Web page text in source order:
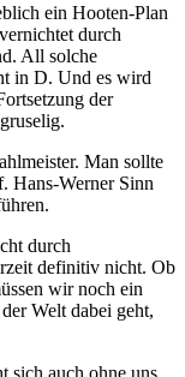
ein Hooten-Plan
durch
All solche
in D. Und es wird
der
Man sollte
Hans-Werner Sinn
durch
definitiv nicht. Ob
wir noch ein
Welt dabei geht,
sich auch ohne uns